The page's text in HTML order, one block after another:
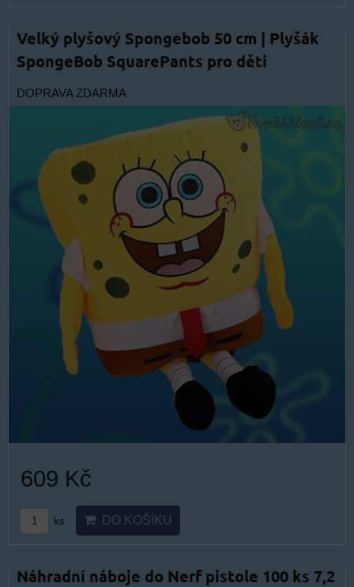
Velký plyšový Spongebob 50 cm | Plyšák
SpongeBob SquarePants pro děti
DOPRAVA ZDARMA
609 Kč
ks DO KOŠÍKU
Náhradní náboje do Nerf pistole 100 ks 7,2